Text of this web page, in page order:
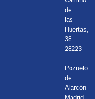
de
las
Huertas,
38
28223
–
Pozuelo
de
Alarcón
Madrid